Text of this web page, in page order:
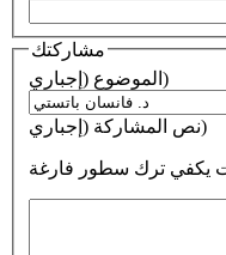
مشاركتك
الموضوع (إجباري)
نص المشاركة (إجباري)